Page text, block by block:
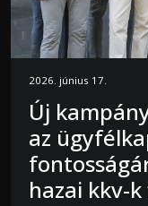
2026. június 17.
Új
az
hazai kkv-